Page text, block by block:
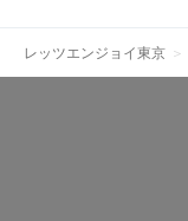
レッツエンジョイ東京